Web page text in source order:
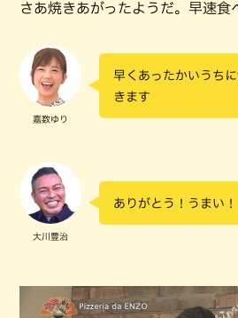
さあ焼きあがったようだ。早速食
嘉数ゆり
早くあったかいうち
きます
大川豊治
ありがとう！うまい！